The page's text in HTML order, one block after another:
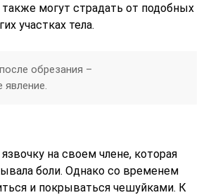
могут страдать от подобных
участках тела.
обрезания –
явление.
на своем члене, которая
боли. Однако со временем
и покрываться чешуйками. К